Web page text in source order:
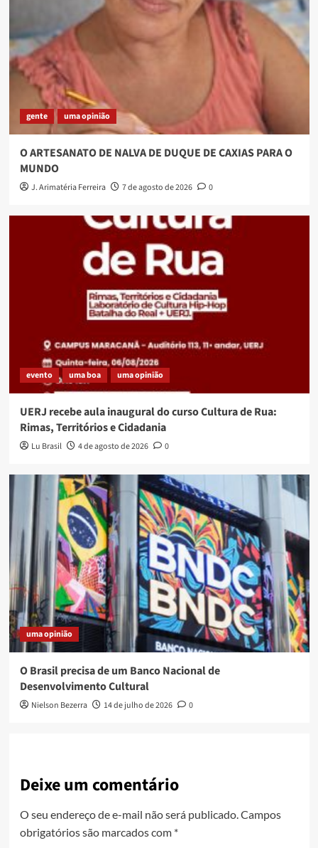
gente uma opinião
O ARTESANATO DE NALVA DE DUQUE DE CAXIAS PARA O
MUNDO
J. Arimatéria Ferreira 7 de agosto de 2026 0
evento uma boa uma opinião
UERJ recebe aula inaugural do curso Cultura de Rua:
Rimas, Territórios e Cidadania
Lu Brasil 4 de agosto de 2026 0
uma opinião
O Brasil precisa de um Banco Nacional de
Desenvolvimento Cultural
Nielson Bezerra 14 de julho de 2026 0
Deixe um comentário
O seu endereço de e-mail não será publicado.Campos
obrigatórios são marcados com *